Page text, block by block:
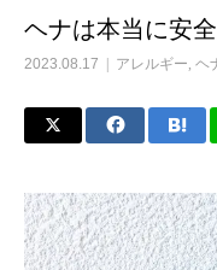
ヘナは本当に安
2023.08.17 アレルギー, ヘ